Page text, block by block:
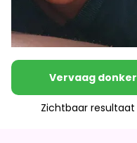
Vervaag
Zichtbaar